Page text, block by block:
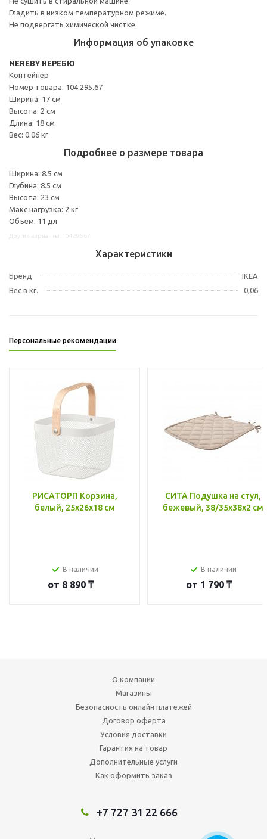
Гладить в низком температурном режиме.
Не подвергать химической чистке.
Информация об упаковке
NEREBY НЕРЕБЮ
Контейнер
Номер товара: 104.295.67
Ширина: 17 см
Высота: 2 см
Длина: 18 см
Вес: 0.06 кг
Подробнее о размере товара
Ширина: 8.5 см
Глубина: 8.5 см
Высота: 23 см
Макс нагрузка: 2 кг
Объем: 11 дл
Характеристики
Бренд
IKEA
Вес в кг.
0,06
Персональные рекомендации
РИСАТОРП Корзина,
белый, 25x26x18 см
В наличии
от 8 890 ₸
СИТА Подушка на стул,
бежевый, 38/35x38x2 см
В наличии
от 1 790 ₸
О компании
Магазины
Безопасность онлайн платежей
Договор оферта
Условия доставки
Гарантия на товар
Дополнительные услуги
Как оформить заказ
+7 727 31 22 666